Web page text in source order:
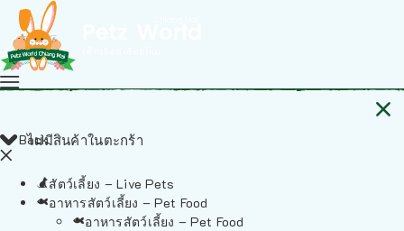
ไม่มีสินค้าในตะกร้า
Back
สัตว์เลี้ยง – Live Pets
อาหารสัตว์เลี้ยง – Pet Food
อาหารสัตว์เลี้ยง – Pet Food